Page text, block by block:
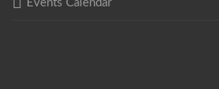
Events Calendar